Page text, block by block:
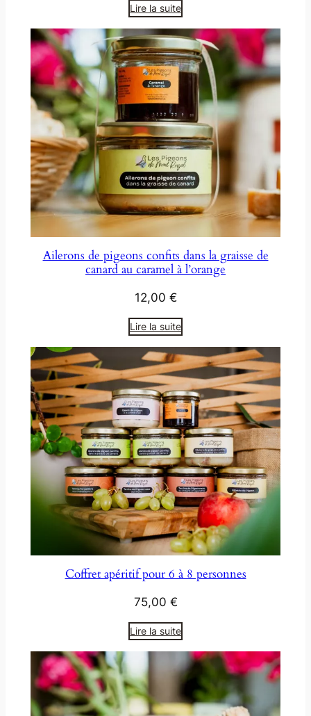
Lire la suite
Ailerons de pigeons confits dans la graisse de
canard au caramel à l’orange
12,00 €
Lire la suite
Coffret apéritif pour 6 à 8 personnes
75,00 €
Lire la suite